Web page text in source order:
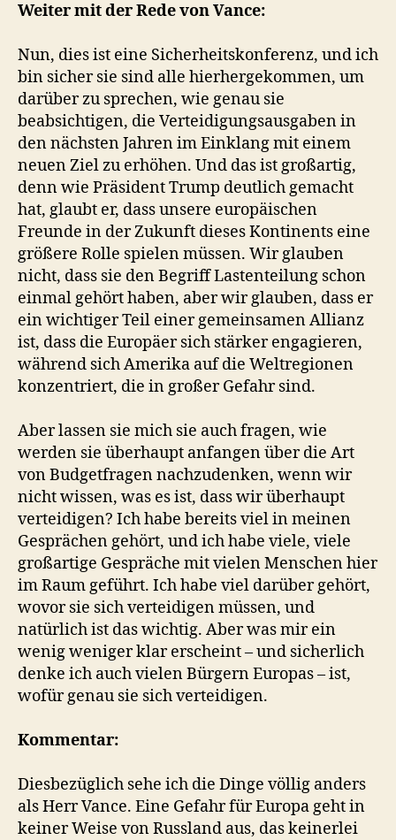
Weiter mit der Rede von Vance:
Nun, dies ist eine Sicherheitskonferenz, und ich
bin sicher sie sind alle hierhergekommen, um
darüber zu sprechen, wie genau sie
beabsichtigen, die Verteidigungsausgaben in
den nächsten Jahren im Einklang mit einem
neuen Ziel zu erhöhen. Und das ist großartig,
denn wie Präsident Trump deutlich gemacht
hat, glaubt er, dass unsere europäischen
Freunde in der Zukunft dieses Kontinents eine
größere Rolle spielen müssen. Wir glauben
nicht, dass sie den Begriff Lastenteilung schon
einmal gehört haben, aber wir glauben, dass er
ein wichtiger Teil einer gemeinsamen Allianz
ist, dass die Europäer sich stärker engagieren,
während sich Amerika auf die Weltregionen
konzentriert, die in großer Gefahr sind.
Aber lassen sie mich sie auch fragen, wie
werden sie überhaupt anfangen über die Art
von Budgetfragen nachzudenken, wenn wir
nicht wissen, was es ist, dass wir überhaupt
verteidigen? Ich habe bereits viel in meinen
Gesprächen gehört, und ich habe viele, viele
großartige Gespräche mit vielen Menschen hier
im Raum geführt. Ich habe viel darüber gehört,
wovor sie sich verteidigen müssen, und
natürlich ist das wichtig. Aber was mir ein
wenig weniger klar erscheint – und sicherlich
denke ich auch vielen Bürgern Europas – ist,
wofür genau sie sich verteidigen.
Kommentar:
Diesbezüglich sehe ich die Dinge völlig anders
als Herr Vance. Eine Gefahr für Europa geht in
keiner Weise von Russland aus, das keinerlei